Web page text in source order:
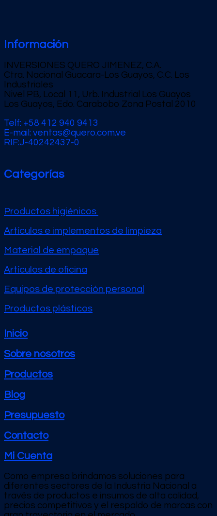
Información
INVERSIONES QUERO JIMENEZ, C.A.
Ctra. Nacional Guacara-Los Guayos, C.C. Los
Industriales
Nivel PB, Local 11, Urb. Industrial Los Guayos
Los Guayos, Edo. Carabobo Zona Postal 2010
Telf: +58 412 940 9413
E-mail: ventas@quero.com.ve
RIF:J-40242437-0
Categorías
Productos higiénicos
Artículos e implementos de limpieza
Material de empaque
Artículos de oficina
Equipos de protección personal
Productos plásticos
Inicio
Sobre nosotros
Productos
Blog
Presupuesto
Contacto
Mi Cuenta
Como empresa brindamos soluciones para
diferentes sectores de la Industria Nacional a
través de productos e insumos de alta calidad,
precios competitivos y el respaldo de marcas con